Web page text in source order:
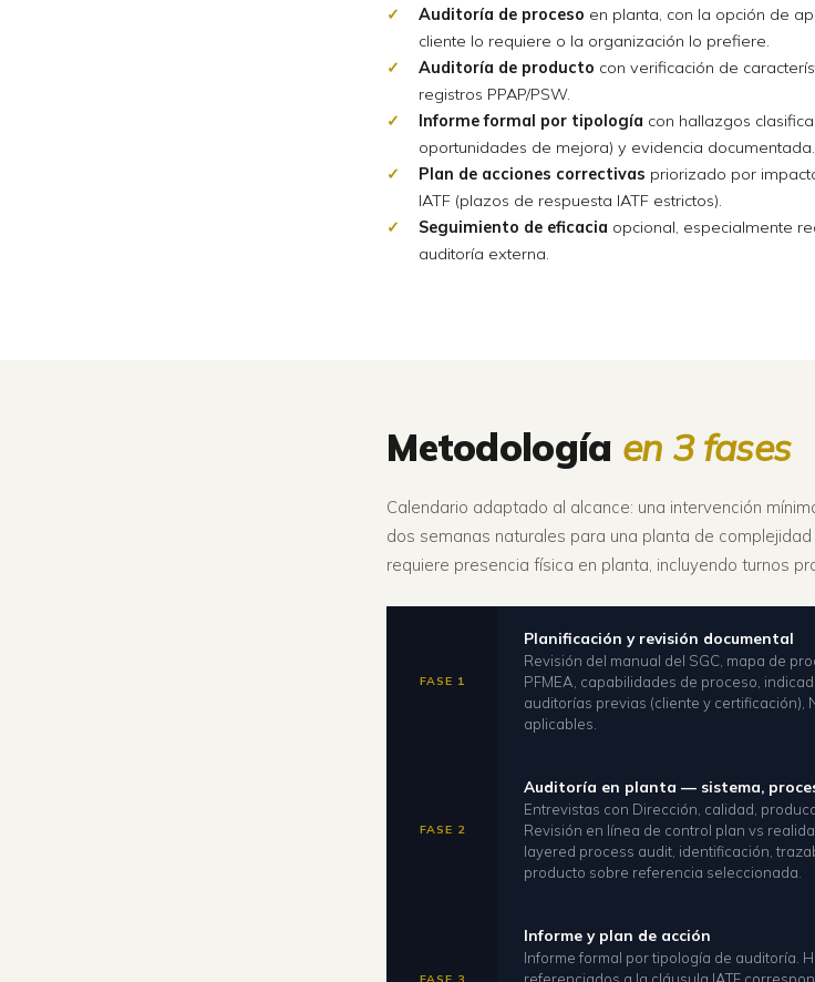
Auditoría de proceso en planta, con la opción de
cliente lo requiere o la organización lo prefiere.
Auditoría de producto con verificación de
registros PPAP/PSW.
Informe formal por tipología con hallazgos
oportunidades de mejora) y evidencia documentada.
Plan de acciones correctivas priorizado por
IATF (plazos de respuesta IATF estrictos).
Seguimiento de eficacia opcional, especialmente
auditoría externa.
Metodología en 3 fases
Calendario adaptado al alcance: una intervención
dos semanas naturales para una planta de
requiere presencia física en planta, incluyendo turnos
FASE 1
Planificación y revisión documental
Revisión del manual del SGC, mapa de
PFMEA, capabilidades de proceso,
auditorías previas (cliente y certificación),
aplicables.
FASE 2
Auditoría en planta — sistema,
Entrevistas con Dirección, calidad,
Revisión en línea de control plan vs
layered process audit, identificación,
producto sobre referencia seleccionada.
FASE 3
Informe y plan de acción
Informe formal por tipología de auditoría.